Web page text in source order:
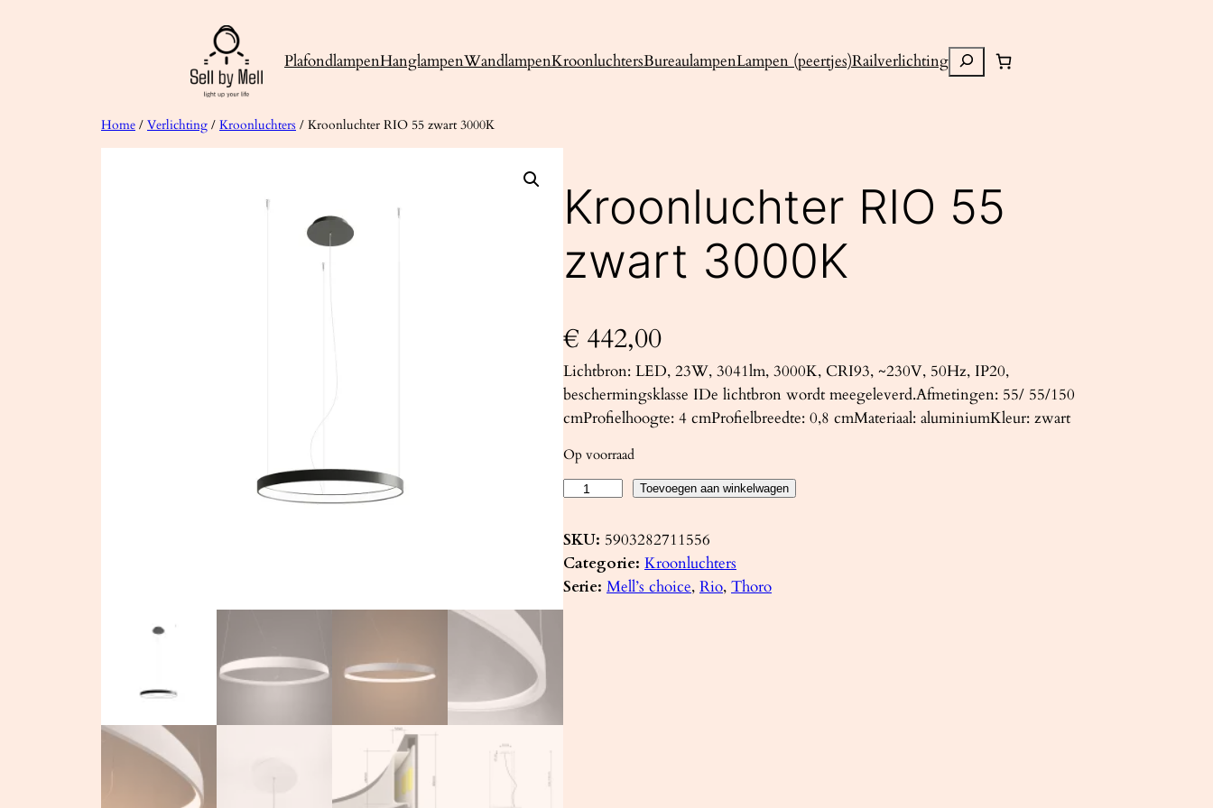
PlafondlampenHanglampenWandlampenKroonluchtersBureaulampenLampen (peertjes)RailverlichtingZoeken
Home / Verlichting / Kroonluchters / Kroonluchter RIO 55 zwart 3000K
Kroonluchter RIO 55
zwart 3000K
€ 442,00
Lichtbron: LED, 23W, 3041lm, 3000K, CRI93, ~230V, 50Hz, IP20,
beschermingsklasse IDe lichtbron wordt meegeleverd.Afmetingen: 55/ 55/150
cmProfielhoogte: 4 cmProfielbreedte: 0,8 cmMateriaal: aluminiumKleur: zwart
Op voorraad
o
o
n
l
e
Toevoegen aan winkelwagen
SKU: 5903282711556
Categorie: Kroonluchters
Serie: Mell’s choice, Rio, Thoro